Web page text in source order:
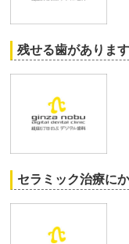
残せる歯がありま
セラミック治療に